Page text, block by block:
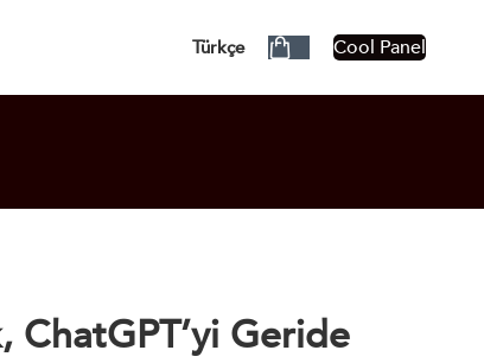
Türkçe Cool Panel
Geride